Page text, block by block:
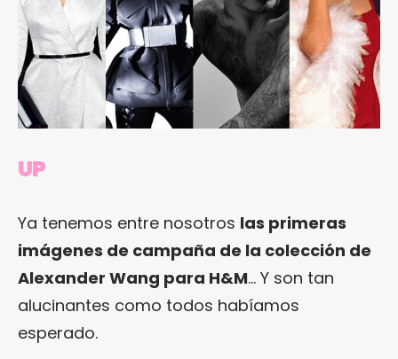
UP
Ya tenemos entre nosotros las primeras
imágenes de campaña de la colección de
Alexander Wang para H&M… Y son tan
alucinantes como todos habíamos
esperado.